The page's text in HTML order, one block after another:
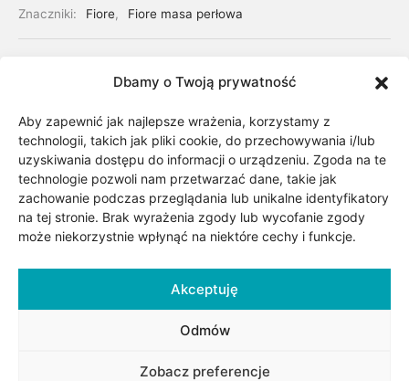
Dbamy o Twoją prywatność
Aby zapewnić jak najlepsze wrażenia, korzystamy z
technologii, takich jak pliki cookie, do przechowywania i/lub
uzyskiwania dostępu do informacji o urządzeniu. Zgoda na te
technologie pozwoli nam przetwarzać dane, takie jak
zachowanie podczas przeglądania lub unikalne identyfikatory
na tej stronie. Brak wyrażenia zgody lub wycofanie zgody
może niekorzystnie wpłynąć na niektóre cechy i funkcje.
Akceptuję
Odmów
Zobacz preferencje
Znaczniki:
Fiore, Fiore masa perłowa
Opis
Zawieszka jest wykonana ze złota próby 0,585 (14kt).